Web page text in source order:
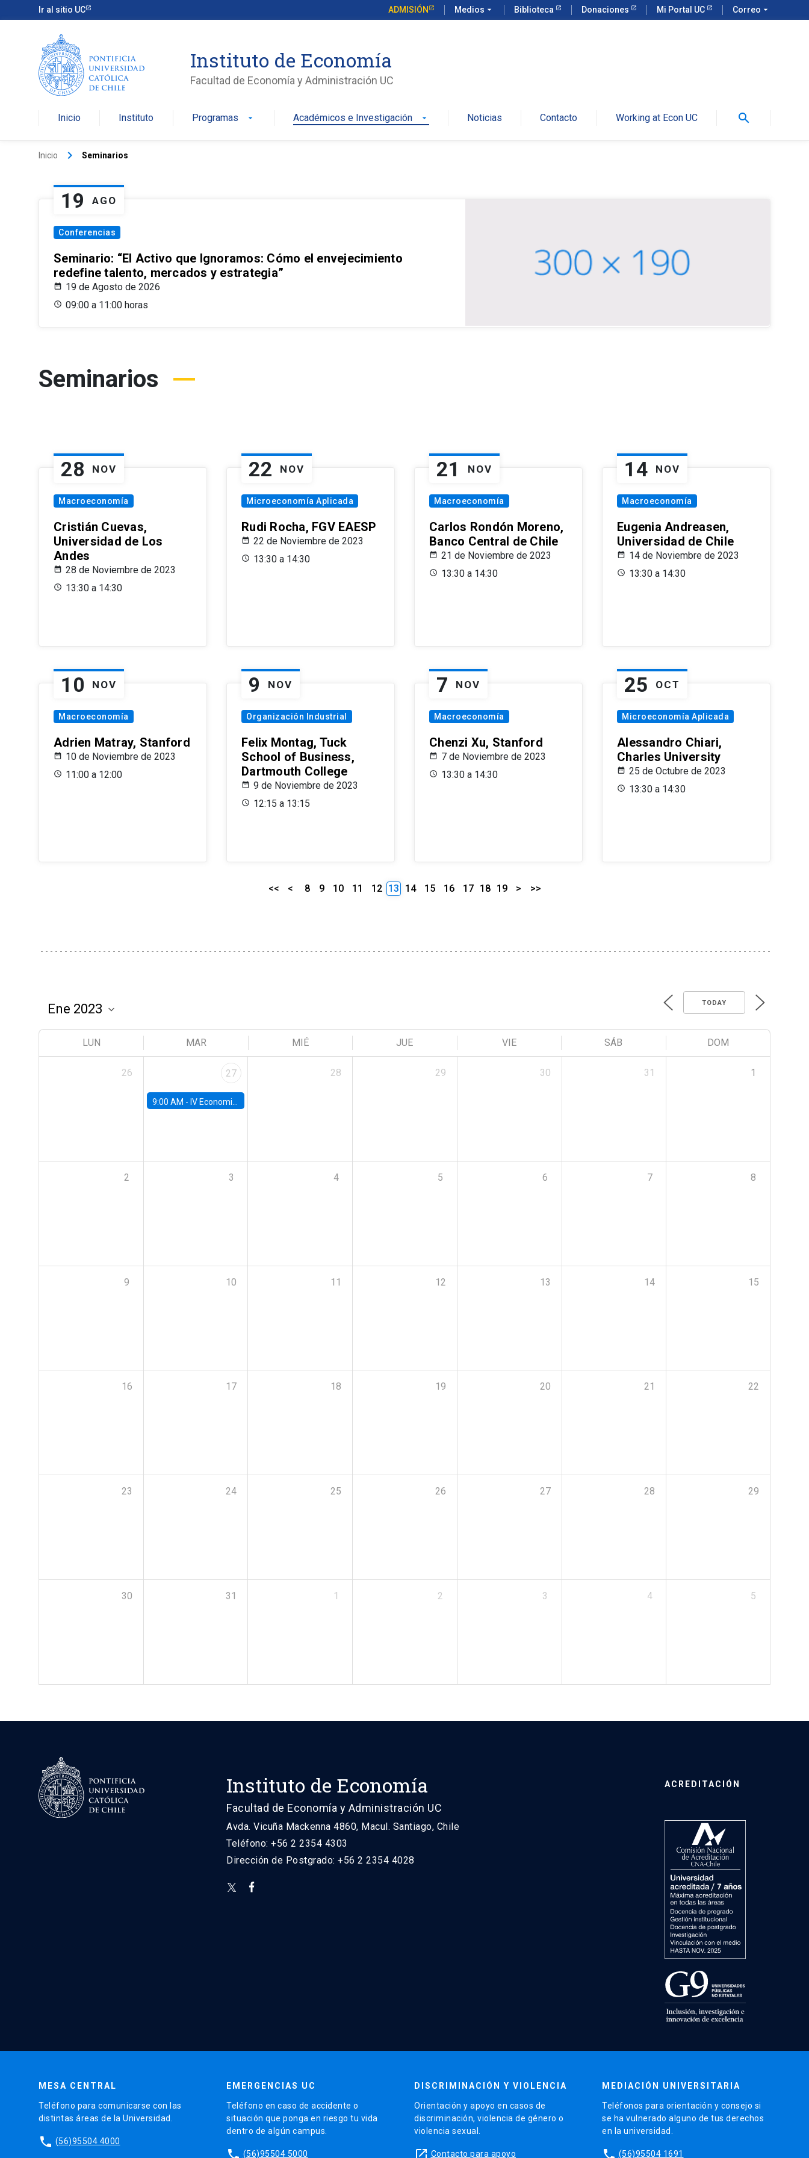
Ir al sitio UC ADMISIÓN Medios arrow_drop_down Biblioteca Donaciones Mi Portal UC Correo arrow_drop_down
Instituto de Economía
Facultad de Economía y Administración UC
Inicio Instituto Programas arrow_drop_down Académicos e Investigación arrow_drop_down Noticias Contacto Working at Econ UC search
Inicio keyboard_arrow_right Seminarios
19 AGO
Conferencias
Seminario: “El Activo que Ignoramos: Cómo el envejecimiento
redefine talento, mercados y estrategia”
19 de Agosto de 2026
09:00 a 11:00 horas
Seminarios
28 NOV
Macroeconomía
Cristián Cuevas,
Universidad de Los
Andes
28 de Noviembre de 2023
13:30 a 14:30
22 NOV
Microeconomía Aplicada
Rudi Rocha, FGV EAESP
22 de Noviembre de 2023
13:30 a 14:30
21 NOV
Macroeconomía
Carlos Rondón Moreno,
Banco Central de Chile
21 de Noviembre de 2023
13:30 a 14:30
14 NOV
Macroeconomía
Eugenia Andreasen,
Universidad de Chile
14 de Noviembre de 2023
13:30 a 14:30
10 NOV
Macroeconomía
Adrien Matray, Stanford
10 de Noviembre de 2023
11:00 a 12:00
9 NOV
Organización Industrial
Felix Montag, Tuck
School of Business,
Dartmouth College
9 de Noviembre de 2023
12:15 a 13:15
7 NOV
Macroeconomía
Chenzi Xu, Stanford
7 de Noviembre de 2023
13:30 a 14:30
25 OCT
Microeconomía Aplicada
Alessandro Chiari,
Charles University
25 de Octubre de 2023
13:30 a 14:30
<< < 8 9 10 11 12 13 14 15 16 17 18 19 > >>
TODAY
LUN MAR MIÉ JUE VIE SÁB DOM
26 27
9:00 AM - IV Economics Alumni Workshop
28 29 30 31 1
2 3 4 5 6 7 8
9 10 11 12 13 14 15
16 17 18 19 20 21 22
23 24 25 26 27 28 29
30 31 1 2 3 4 5
Instituto de Economía
Facultad de Economía y Administración UC
Avda. Vicuña Mackenna 4860, Macul. Santiago, Chile
Teléfono: +56 2 2354 4303
Dirección de Postgrado: +56 2 2354 4028
ACREDITACIÓN
MESA CENTRAL
Teléfono para comunicarse con las
distintas áreas de la Universidad.
phone (56)95504 4000
EMERGENCIAS UC
Teléfono en caso de accidente o
situación que ponga en riesgo tu vida
dentro de algún campus.
phone (56)95504 5000
DISCRIMINACIÓN Y VIOLENCIA
Orientación y apoyo en casos de
discriminación, violencia de género o
violencia sexual.
launch Contacto para apoyo
MEDIACIÓN UNIVERSITARIA
Teléfonos para orientación y consejo si
se ha vulnerado alguno de tus derechos
en la universidad.
phone (56)95504 1691